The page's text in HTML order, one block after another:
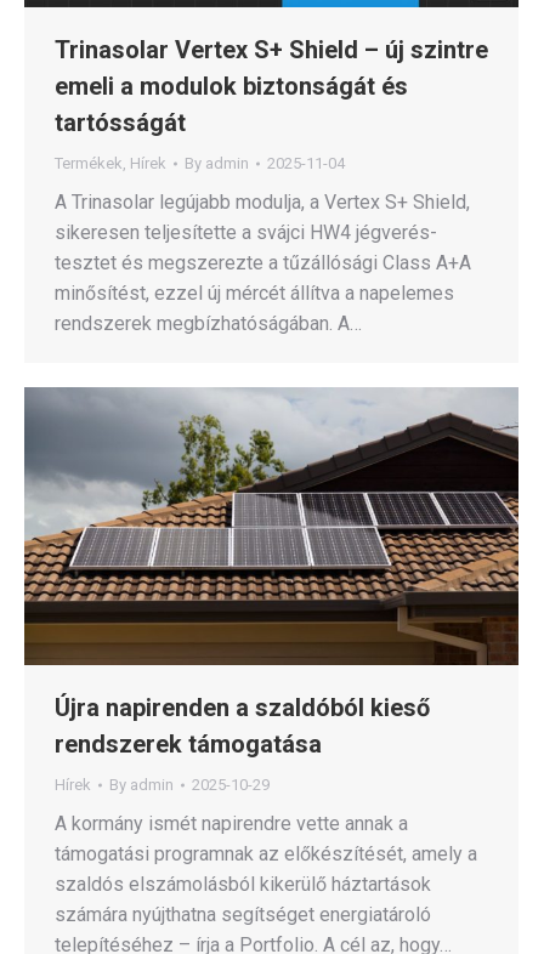
Trinasolar Vertex S+ Shield – új szintre
emeli a modulok biztonságát és
tartósságát
Termékek, Hírek By admin 2025-11-04
A Trinasolar legújabb modulja, a Vertex S+ Shield,
sikeresen teljesítette a svájci HW4 jégverés-
tesztet és megszerezte a tűzállósági Class A+A
minősítést, ezzel új mércét állítva a napelemes
rendszerek megbízhatóságában. A…
Újra napirenden a szaldóból kieső
rendszerek támogatása
Hírek By admin 2025-10-29
A kormány ismét napirendre vette annak a
támogatási programnak az előkészítését, amely a
szaldós elszámolásból kikerülő háztartások
számára nyújthatna segítséget energiatároló
telepítéséhez – írja a Portfolio. A cél az, hogy…